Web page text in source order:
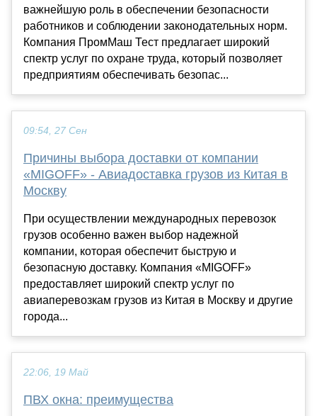
важнейшую роль в обеспечении безопасности
работников и соблюдении законодательных норм.
Компания ПромМаш Тест предлагает широкий
спектр услуг по охране труда, который позволяет
предприятиям обеспечивать безопас...
09:54, 27 Сен
Причины выбора доставки от компании
«MIGOFF» - Авиадоставка грузов из Китая в
Москву
При осуществлении международных перевозок
грузов особенно важен выбор надежной
компании, которая обеспечит быструю и
безопасную доставку. Компания «MIGOFF»
предоставляет широкий спектр услуг по
авиаперевозкам грузов из Китая в Москву и другие
города...
22:06, 19 Май
ПВХ окна: преимущества